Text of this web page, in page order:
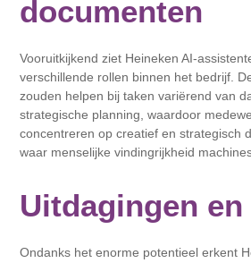
documenten
Vooruitkijkend ziet Heineken AI-
verschillende rollen binnen het bedrijf.
zouden helpen bij taken variërend van
strategische planning, waardoor
concentreren op creatief en strategisch
waar menselijke vindingrijkheid
Uitdagingen en
Ondanks het enorme potentieel erkent